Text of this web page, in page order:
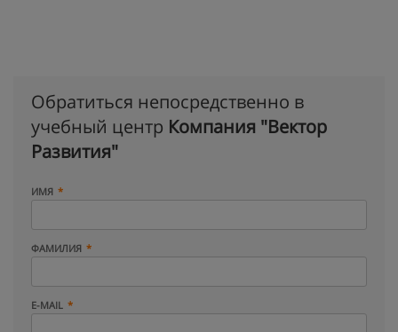
Обратиться непосредственно в
учебный центр Компания "Вектор
Развития"
ИМЯ
ФАМИЛИЯ
E-MAIL